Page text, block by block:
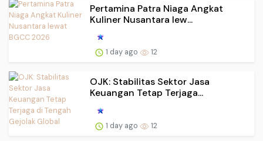
Pertamina Patra Niaga Angkat
Kuliner Nusantara lew...
1 day ago 12
OJK: Stabilitas Sektor Jasa
Keuangan Tetap Terjaga...
1 day ago 12